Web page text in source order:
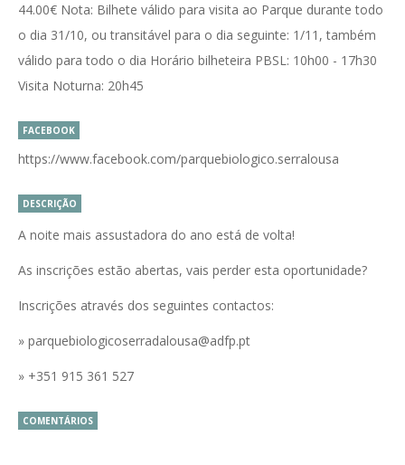
44.00€ Nota: Bilhete válido para visita ao Parque durante todo
o dia 31/10, ou transitável para o dia seguinte: 1/11, também
válido para todo o dia Horário bilheteira PBSL: 10h00 - 17h30
Visita Noturna: 20h45
FACEBOOK
https://www.facebook.com/parquebiologico.serralousa
DESCRIÇÃO
A noite mais assustadora do ano está de volta!
As inscrições estão abertas, vais perder esta oportunidade?
Inscrições através dos seguintes contactos:
» parquebiologicoserradalousa@adfp.pt
» +351 915 361 527
COMENTÁRIOS